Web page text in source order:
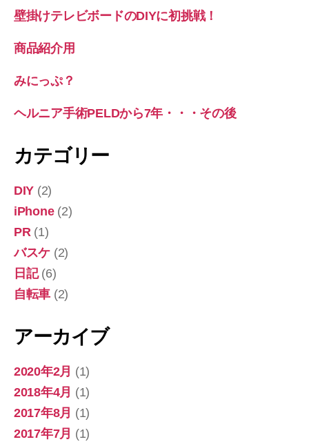
壁掛けテレビボードのDIYに初挑戦！
商品紹介用
みにっぷ？
ヘルニア手術PELDから7年・・・その後
カテゴリー
DIY (2)
iPhone(2)
PR(1)
バスケ (2)
日記(6)
自転車 (2)
アーカイブ
2020年2月 (1)
2018年4月 (1)
2017年8月 (1)
2017年7月 (1)